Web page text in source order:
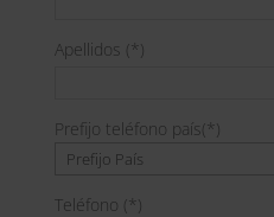
Apellidos (*)
Prefijo teléfono país(*)
Teléfono (*)